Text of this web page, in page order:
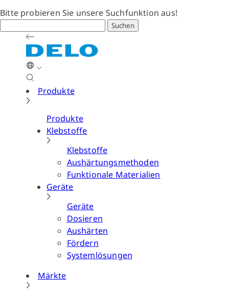
Bitte probieren Sie unsere Suchfunktion aus!
Suchen
Produkte
Produkte
Klebstoffe
Klebstoffe
Aushärtungsmethoden
Funktionale Materialien
Geräte
Geräte
Dosieren
Aushärten
Fördern
Systemlösungen
Märkte